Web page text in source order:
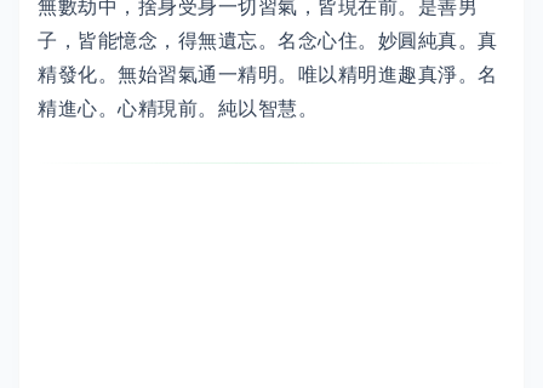
無數劫中，捨身受身一切習氣，皆現在前。是善男
子，皆能憶念，得無遺忘。名念心住。妙圓純真。真
精發化。無始習氣通一精明。唯以精明進趣真淨。名
精進心。心精現前。純以智慧。